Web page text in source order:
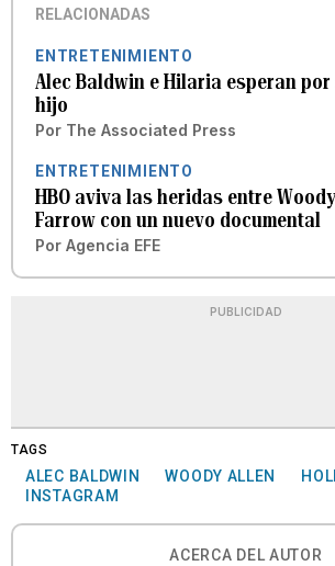
RELACIONADAS
ENTRETENIMIENTO
Alec Baldwin e Hilaria esperan por
hijo
Por The Associated Press
ENTRETENIMIENTO
HBO aviva las heridas entre
Farrow con un nuevo documental
Por Agencia EFE
PUBLICIDAD
TAGS
ALEC BALDWIN WOODY ALLEN
INSTAGRAM
ACERCA DEL AUTOR